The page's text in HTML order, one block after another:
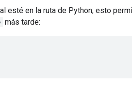
esté en la ruta de Python; esto
más tarde: